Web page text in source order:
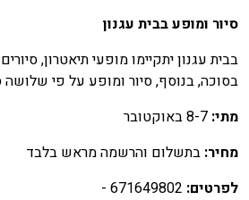
ומופע בבית עגנון
עגנון יתקיימו מופעי תיאטרון, סיורים
בנוסף, סיור ומופע על פי שלושה
8-7 באוקטובר
בתשלום והרשמה מראש בלבד
671649802 -